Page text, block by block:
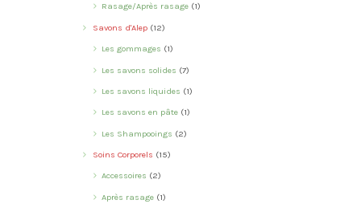
Rasage/Après rasage (1)
Savons d'Alep (12)
Les gommages (1)
Les savons solides (7)
Les savons liquides (1)
Les savons en pâte (1)
Les Shampooings (2)
Soins Corporels (15)
Accessoires (2)
Après rasage (1)